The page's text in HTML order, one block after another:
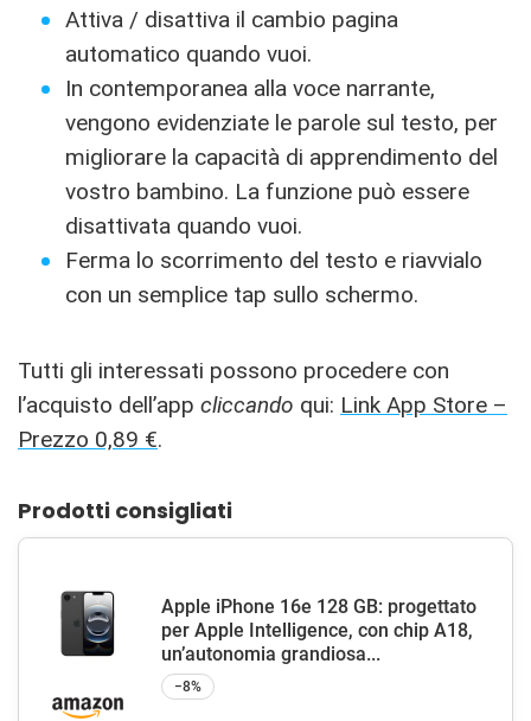
Attiva / disattiva il cambio pagina
automatico quando vuoi.
In contemporanea alla voce narrante,
vengono evidenziate le parole sul testo, per
migliorare la capacità di apprendimento del
vostro bambino. La funzione può essere
disattivata quando vuoi.
Ferma lo scorrimento del testo e riavvialo
con un semplice tap sullo schermo.
Tutti gli interessati possono procedere con
l’acquisto dell’app cliccando qui: Link App Store –
Prezzo 0,89 €.
Prodotti consigliati
Apple iPhone 16e 128 GB: progettato
per Apple Intelligence, con chip A18,
un’autonomia grandiosa...
−8%